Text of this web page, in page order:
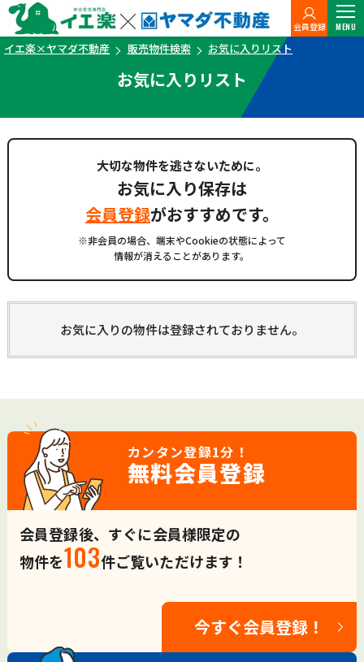
会員登録 MENU
イエ楽×ヤマダ不動産 販売物件検索 お気に入りリスト
お気に入りリスト
大切な物件を逃さないために。
お気に入り保存は
会員登録がおすすめです。
※非会員の場合、端末やCookieの状態によって
情報が消えることがあります。
お気に入りの物件は登録されておりません。
カンタン登録1分！
無料会員登録
会員登録後、すぐに会員様限定の
物件を103件ご覧いただけます！
今すぐ会員登録！